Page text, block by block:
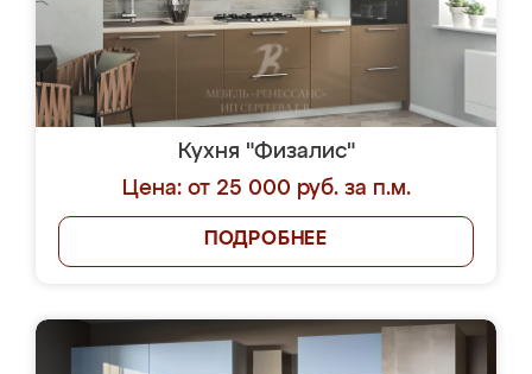
Кухня "Физалис"
Цена: от 25 000 руб. за п.м.
ПОДРОБНЕЕ